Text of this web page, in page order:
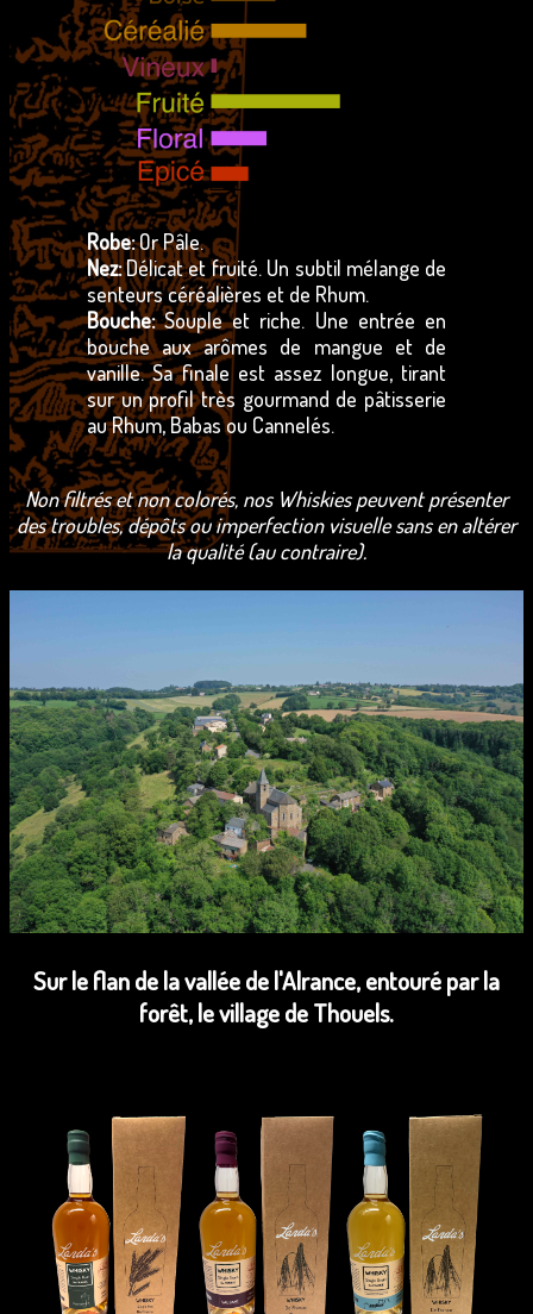
Robe:Or Pâle.
Nez:Délicat et fruité. Un subtil mélange de
senteurs céréalières et de Rhum.
Bouche:Souple et riche. Une entrée en
bouche aux arômes de mangue et de
vanille. Sa finale est assez longue, tirant
sur un profil très gourmand de pâtisserie
au Rhum, Babas ou Cannelés.
Non filtrés et non colorés, nos Whiskies peuvent présenter
des troubles, dépôts ou imperfection visuelle sans en altérer
la qualité (au contraire).
Sur le flan de la vallée de l'Alrance, entouré par la
forêt, le village de Thouels.